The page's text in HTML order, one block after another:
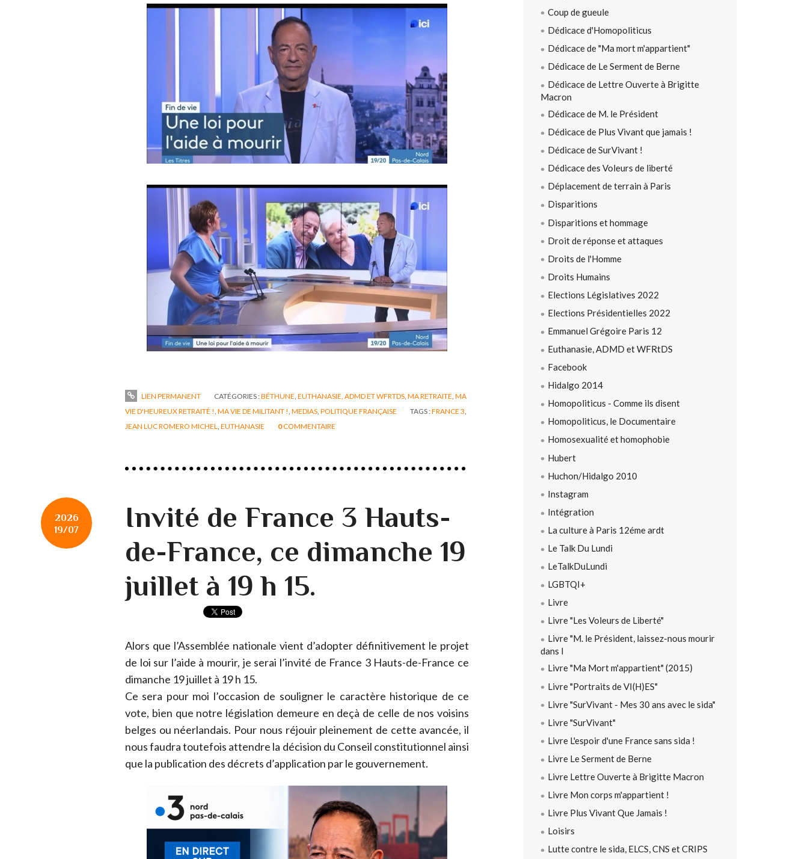
LIEN PERMANENT CATÉGORIES :BÉTHUNE, EUTHANASIE, ADMD ET WFRTDS, MA RETRAITE, MA
VIE D'HEUREUX RETRAITÉ !, MA VIE DE MILITANT !, MEDIAS, POLITIQUE FRANÇAISE TAGS :FRANCE 3,
JEAN LUC ROMERO MICHEL, EUTHANASIE 0COMMENTAIRE
2026
19/07
Invité de France 3 Hauts-
de-France, ce dimanche 19
juillet à 19 h 15.
Alors que l’Assemblée nationale vient d’adopter définitivement le projet
de loi sur l’aide à mourir, je serai l’invité de France 3 Hauts-de-France ce
dimanche 19 juillet à 19 h 15.
Ce sera pour moi l’occasion de souligner le caractère historique de ce
vote, bien que notre législation demeure en deçà de celle de nos voisins
belges ou néerlandais. Pour nous réjouir pleinement de cette avancée, il
nous faudra toutefois attendre la décision du Conseil constitutionnel ainsi
que la publication des décrets d’application par le gouvernement.
Coup de gueule
Dédicace d'Homopoliticus
Dédicace de "Ma mort m'appartient"
Dédicace de Le Serment de Berne
Dédicace de Lettre Ouverte à Brigitte
Macron
Dédicace de M. le Président
Dédicace de Plus Vivant que jamais !
Dédicace de SurVivant !
Dédicace des Voleurs de liberté
Déplacement de terrain à Paris
Disparitions
Disparitions et hommage
Droit de réponse et attaques
Droits de l'Homme
Droits Humains
Elections Législatives 2022
Elections Présidentielles 2022
Emmanuel Grégoire Paris 12
Euthanasie, ADMD et WFRtDS
Facebook
Hidalgo 2014
Homopoliticus - Comme ils disent
Homopoliticus, le Documentaire
Homosexualité et homophobie
Hubert
Huchon/Hidalgo 2010
Instagram
Intégration
La culture à Paris 12éme ardt
Le Talk Du Lundi
LeTalkDuLundi
LGBTQI+
Livre
Livre "Les Voleurs de Liberté"
Livre "M. le Président, laissez-nous mourir
dans l
Livre "Ma Mort m'appartient" (2015)
Livre "Portraits de VI(H)ES"
Livre "SurVivant - Mes 30 ans avec le sida"
Livre "SurVivant"
Livre L'espoir d'une France sans sida !
Livre Le Serment de Berne
Livre Lettre Ouverte à Brigitte Macron
Livre Mon corps m'appartient !
Livre Plus Vivant Que Jamais !
Loisirs
Lutte contre le sida, ELCS, CNS et CRIPS